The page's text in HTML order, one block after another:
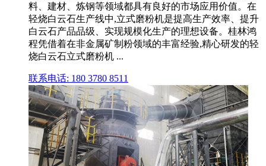
料、建材、炼钢等领域都具有良好的市场应用价值。在
轻烧白云石生产线中,立式磨粉机是提高生产效率、提升
白云石产品品级、实现规模化生产的理想设备。桂林鸿
程凭借着在非金属矿制粉领域的丰富经验,精心研发的轻
烧白云石立式磨粉机 ...
联系电话: 180 3780 8511